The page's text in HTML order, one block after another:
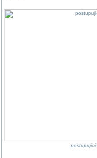
postupující